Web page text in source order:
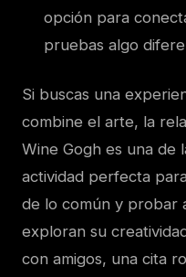
opción para
pruebas algo
Si buscas una
combine el arte, la
Wine Gogh es una de
actividad perfecta
de lo común y probar
exploran su
con amigos, una cita